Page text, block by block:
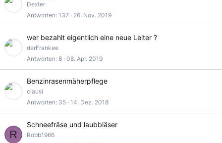
Dexter
Antworten 137 26. Nov. 2019
wer bezahlt eigentlich eine neue Leiter ?
derFrankee
Antworten 8 08. Apr. 2019
Benzinrasenmäherpflege
clausi
Antworten 35 14. Dez. 2018
R
Schneefräse und laubbläser
Robb1966